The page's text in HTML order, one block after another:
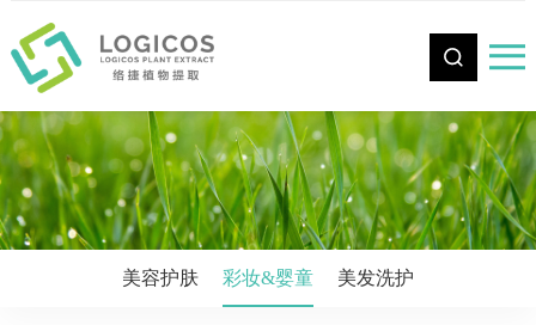
美容护肤 彩妆&婴童 美发洗护